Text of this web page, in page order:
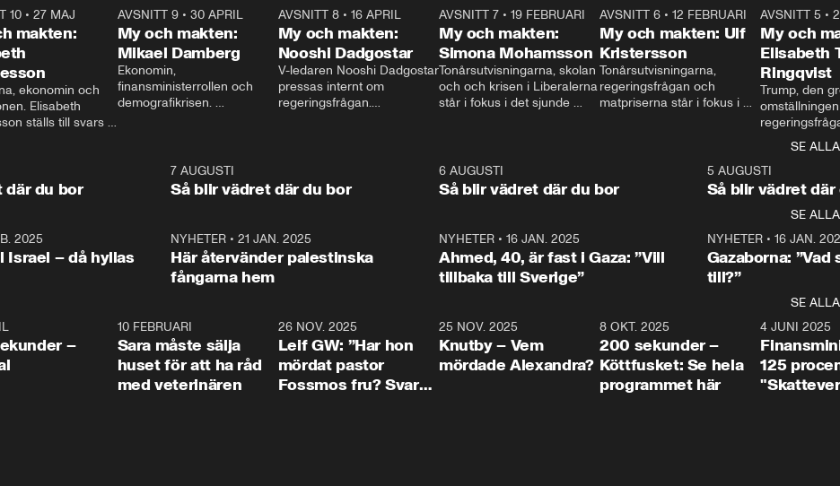
10 •27 MAJ
makten:
ekonomin och
Elisabeth
ställs till svars
AVSNITT 9• 30 APRIL
My och makten:
Mikael Damberg
Ekonomin,
finansministerrollen och
demografikrisen.
och Makten.
AVSNITT 8• 16 APRIL
My och makten:
Nooshi Dadgostar
V-ledaren Nooshi Dadgostar
pressas internt om
regeringsfrågan.
– Vi ställer upp i val. Ska vi
vara med så sitter vi förstås
24:30
AVSNITT 7• 19 FEBRUARI
My och makten:
Simona Mohamsson
Tonårsutvisningarna, skolan
och och krisen i Liberalerna
står i fokus i det sjunde
kommentator My
Rohwedder ställer
utbildnings- och
Mohamsson till svars.
27:30
AVSNITT 6 •12 FEBRUARI
My och makten: Ulf
Kristersson
Tonårsutvisningarna,
regeringsfrågan och
matpriserna står i fokus i
Rohwedder ställer
statsminister Ulf Kristersson
AVSNITT 5 •
My och
Elisabeth
Ringqvist
Trump, den
centrum i
avsnittet av
Makten”. Se
Aftonbladets
Rohwedder
Thand Ring
SE ALLA
1:06
där du bor
7 AUGUSTI
Så blir vädret där du bor
6 AUGUSTI
Så blir vädret där du bor
5 AUGUSTI
Så blir vädret där
SE ALLA
2025
Israel – då hyllas
NYHETER •21 JAN. 2025
Här återvänder palestinska
fångarna hem
NYHETER• 16 JAN. 2025
Ahmed, 40, är fast i Gaza: ”Vill
tillbaka till Sverige”
NYHETER• 16 JAN.
Gazaborna:
till?”
SE ALLA
–
10 FEBRUARI
Sara måste sälja
huset för att ha råd
med veterinären
26 NOV. 2025
Leif GW: ”Har hon
mördat pastor
Fossmos fru? Svar
31:05
25 NOV. 2025
Knutby – Vem
mördade Alexandra?
4:29
8 OKT. 2025
200 sekunder –
Köttfusket: Se hela
programmet här
4 JUNI 2025
125